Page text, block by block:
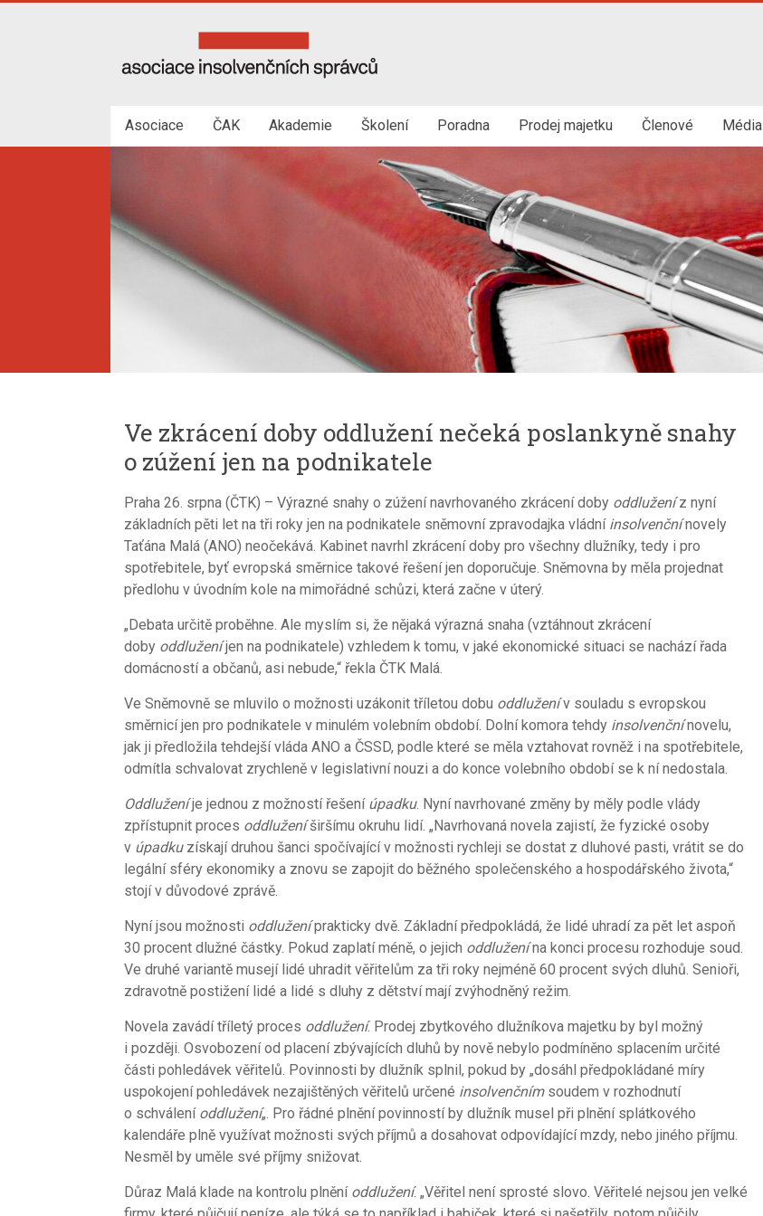
Asociace
insolvenčních
správců
Asociace ČAK Akademie Školení Poradna Prodej majetku Členové Média
Ve zkrácení doby oddlužení nečeká poslankyně snahy
o zúžení jen na podnikatele
Praha 26. srpna (ČTK) – Výrazné snahy o zúžení navrhovaného zkrácení doby oddluženíz nyní
základních pěti let na tři roky jen na podnikatele sněmovní zpravodajka vládní insolvenčnínovely
Taťána Malá (ANO) neočekává. Kabinet navrhl zkrácení doby pro všechny dlužníky, tedy i pro
spotřebitele, byť evropská směrnice takové řešení jen doporučuje. Sněmovna by měla projednat
předlohu v úvodním kole na mimořádné schůzi, která začne v úterý.
„Debata určitě proběhne. Ale myslím si, že nějaká výrazná snaha (vztáhnout zkrácení
doby oddluženíjen na podnikatele) vzhledem k tomu, v jaké ekonomické situaci se nachází řada
domácností a občanů, asi nebude,“ řekla ČTK Malá.
Ve Sněmovně se mluvilo o možnosti uzákonit tříletou dobu oddluženív souladu s evropskou
směrnicí jen pro podnikatele v minulém volebním období. Dolní komora tehdy insolvenčnínovelu,
jak ji předložila tehdejší vláda ANO a ČSSD, podle které se měla vztahovat rovněž i na spotřebitele,
odmítla schvalovat zrychleně v legislativní nouzi a do konce volebního období se k ní nedostala.
Oddluženíje jednou z možností řešení úpadku. Nyní navrhované změny by měly podle vlády
zpřístupnit proces oddluženíširšímu okruhu lidí. „Navrhovaná novela zajistí, že fyzické osoby
v úpadkuzískají druhou šanci spočívající v možnosti rychleji se dostat z dluhové pasti, vrátit se do
legální sféry ekonomiky a znovu se zapojit do běžného společenského a hospodářského života,“
stojí v důvodové zprávě.
Nyní jsou možnosti oddluženíprakticky dvě. Základní předpokládá, že lidé uhradí za pět let aspoň
30 procent dlužné částky. Pokud zaplatí méně, o jejich oddluženína konci procesu rozhoduje soud.
Ve druhé variantě musejí lidé uhradit věřitelům za tři roky nejméně 60 procent svých dluhů. Senioři,
zdravotně postižení lidé a lidé s dluhy z dětství mají zvýhodněný režim.
Novela zavádí tříletý proces oddlužení. Prodej zbytkového dlužníkova majetku by byl možný
i později. Osvobození od placení zbývajících dluhů by nově nebylo podmíněno splacením určité
části pohledávek věřitelů. Povinnosti by dlužník splnil, pokud by „dosáhl předpokládané míry
uspokojení pohledávek nezajištěných věřitelů určené insolvenčnímsoudem v rozhodnutí
o schválení oddlužení„. Pro řádné plnění povinností by dlužník musel při plnění splátkového
kalendáře plně využívat možnosti svých příjmů a dosahovat odpovídající mzdy, nebo jiného příjmu.
Nesměl by uměle své příjmy snižovat.
Důraz Malá klade na kontrolu plnění oddlužení. „Věřitel není sprosté slovo. Věřitelé nejsou jen velké